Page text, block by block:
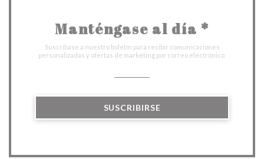
Manténgase al día *
Suscríbase a nuestro boletín para recibir comunicaciones
personalizadas y ofertas de marketing por correo electrónico.
SUSCRIBIRSE